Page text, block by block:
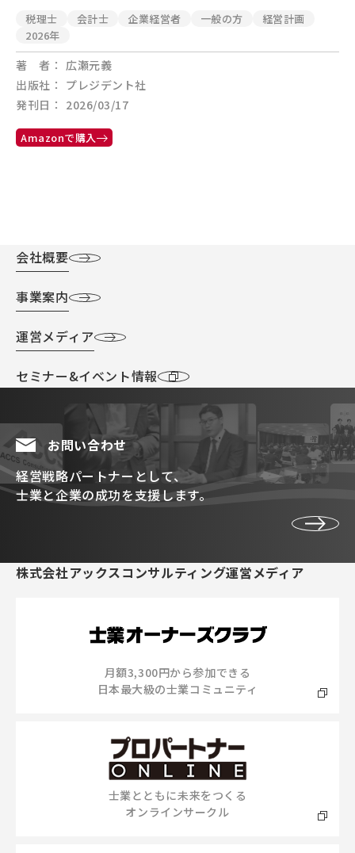
税理士 会計士 企業経営者 一般の方
経営計画
2026年
著 者
広瀬元義
出版社
プレジデント社
発刊日
2026/03/17
Amazonで購入
会社概要
事業案内
運営メディア
セミナー&イベント情報
お問い合わせ
経営戦略パートナーとして、
士業と企業の成功を支援します。
株式会社アックスコンサルティング運営メディア
月額3,300円から参加できる
日本最大級の士業コミュニティ
士業とともに未来をつくる
オンラインサークル